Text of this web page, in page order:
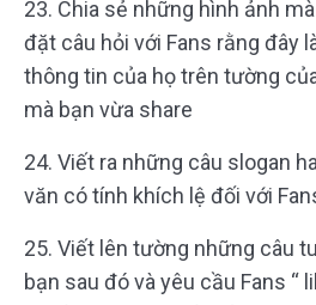
23. Chia sẻ những hình ảnh
đặt câu hỏi với Fans rằng đây
thông tin của họ trên tường
mà bạn vừa share
24. Viết ra những câu slogan
văn có tính khích lệ đối với
25. Viết lên tường những câu
bạn sau đó và yêu cầu Fans “